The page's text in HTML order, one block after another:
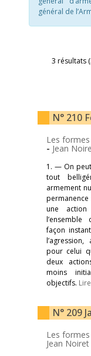
général de
3 résultats
N° 210
Les
- Jean
1. — On
tout
armement
une
façon
pour celui
deux
moins
objectifs.
N° 209
Les
Jean Noiret